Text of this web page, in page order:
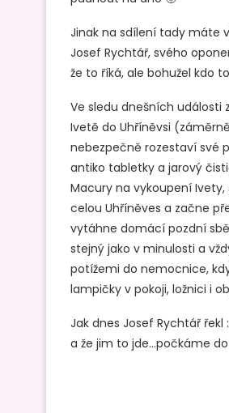
Jinak na sdílení tady máte
Josef Rychtář, svého
že to říká, ale bohužel kdo
Ve sledu dnešních události
Ivetě do Uhříněvsi
nebezpečně rozestaví své
antiko tabletky a jarový
Macury na vykoupení
celou Uhříněves a začne
vytáhne domácí pozdní
stejný jako v minulosti a
potížemi do nemocnice,
lampičky v pokoji, ložnici i
Jak dnes Josef Rychtář řekl
a že jim to jde…počkáme